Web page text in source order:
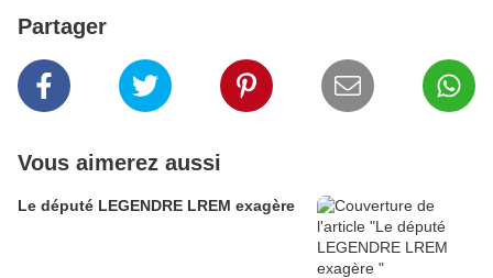
Partager
Vous aimerez aussi
Le député LEGENDRE LREM exagère